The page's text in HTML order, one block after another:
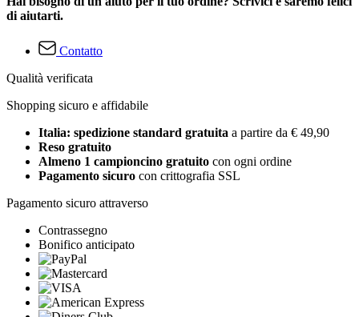
di aiutarti.
Contatto
Qualità verificata
Shopping sicuro e affidabile
Italia: spedizione standard gratuita a partire da € 49,90
Reso gratuito
Almeno 1 campioncino gratuito con ogni ordine
Pagamento sicuro con crittografia SSL
Pagamento sicuro attraverso
Contrassegno
Bonifico anticipato